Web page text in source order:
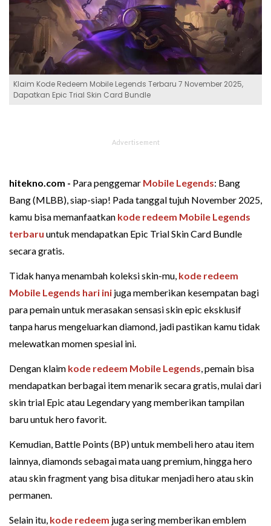
Klaim Kode Redeem Mobile Legends Terbaru 7 November 2025,
Dapatkan Epic Trial Skin Card Bundle
hitekno.com - Para penggemar Mobile Legends: Bang
Bang (MLBB), siap-siap! Pada tanggal tujuh November 2025,
kamu bisa memanfaatkan kode redeem Mobile Legends
terbaru untuk mendapatkan Epic Trial Skin Card Bundle
secara gratis.
Tidak hanya menambah koleksi skin-mu, kode redeem
Mobile Legends hari ini juga memberikan kesempatan bagi
para pemain untuk merasakan sensasi skin epic eksklusif
tanpa harus mengeluarkan diamond, jadi pastikan kamu tidak
melewatkan momen spesial ini.
Dengan klaim kode redeem Mobile Legends, pemain bisa
mendapatkan berbagai item menarik secara gratis, mulai dari
skin trial Epic atau Legendary yang memberikan tampilan
baru untuk hero favorit.
Kemudian, Battle Points (BP) untuk membeli hero atau item
lainnya, diamonds sebagai mata uang premium, hingga hero
atau skin fragment yang bisa ditukar menjadi hero atau skin
permanen.
Selain itu, kode redeem juga sering memberikan emblem